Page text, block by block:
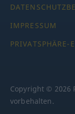
IMPRESSUM
PRIVATSPHÄRE-
Copyright © 2026
vorbehalten.